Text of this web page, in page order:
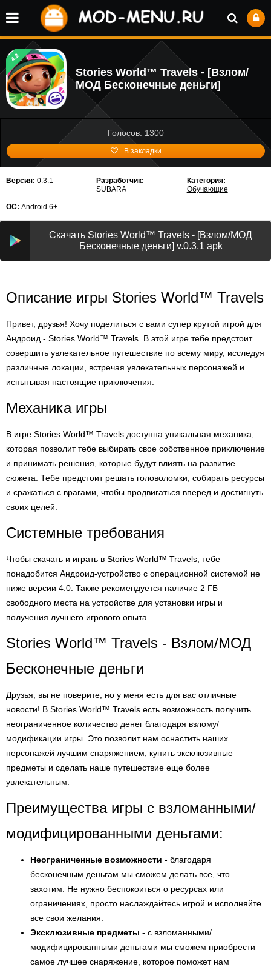
4.2
Stories World™ Travels - [Взлом/
МОД Бесконечные деньги]
Голосов: 1300
В закладки
Версия: 0.3.1
Разработчик:
SUBARA
Категория:
Обучающие
ОС: Android 6+
Скачать Stories World™ Travels - [Взлом/МОД
Бесконечные деньги] v.0.3.1 apk
Описание игры Stories World™ Travels
Привет, друзья! Хочу поделиться с вами супер крутой игрой для
Андроид - Stories World™ Travels. В этой игре тебе предстоит
совершить увлекательное путешествие по всему миру, исследуя
различные локации, встречая увлекательных персонажей и
испытывая настоящие приключения.
Механика игры
В игре Stories World™ Travels доступна уникальная механика,
которая позволит тебе выбирать свое собственное приключение
и принимать решения, которые будут влиять на развитие
сюжета. Тебе предстоит решать головоломки, собирать ресурсы
и сражаться с врагами, чтобы продвигаться вперед и достигнуть
своих целей.
Системные требования
Чтобы скачать и играть в Stories World™ Travels, тебе
понадобится Андроид-устройство с операционной системой не
ниже версии 4.0. Также рекомендуется наличие 2 ГБ
свободного места на устройстве для установки игры и
получения лучшего игрового опыта.
Stories World™ Travels - Взлом/МОД
Бесконечные деньги
Друзья, вы не поверите, но у меня есть для вас отличные
новости! В Stories World™ Travels есть возможность получить
неограниченное количество денег благодаря взлому/
модификации игры. Это позволит нам оснастить наших
персонажей лучшим снаряжением, купить эксклюзивные
предметы и сделать наше путешествие еще более
увлекательным.
Преимущества игры с взломанными/
модифицированными деньгами:
Неограниченные возможности - благодаря
бесконечным деньгам мы сможем делать все, что
захотим. Не нужно беспокоиться о ресурсах или
ограничениях, просто наслаждайтесь игрой и исполняйте
все свои желания.
Эксклюзивные предметы - с взломанными/
модифицированными деньгами мы сможем приобрести
самое лучшее снаряжение, которое поможет нам